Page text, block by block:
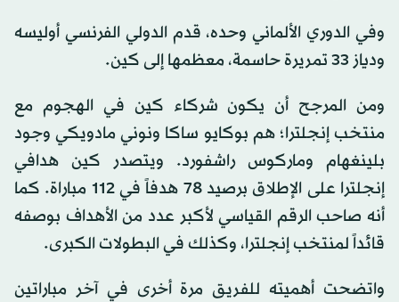
وفي الدوري الألماني وحده، قدم الدولي الفرنسي أوليسه
ودياز 33 تمريرة حاسمة، معظمها إلى كين.
ومن المرجح أن يكون شركاء كين في الهجوم مع
منتخب إنجلترا؛ هم بوكايو ساكا ونوني مادويكي وجود
بلينغهام وماركوس راشفورد. ويتصدر كين هدافي
إنجلترا على الإطلاق برصيد 78 هدفاً في 112 مباراة. كما
أنه صاحب الرقم القياسي لأكبر عدد من الأهداف بوصفه
قائداً لمنتخب إنجلترا، وكذلك في البطولات الكبرى.
واتضحت أهميته للفريق مرة أخرى في آخر مباراتين